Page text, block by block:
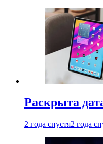
Раскрыта
2 года спустя2 года